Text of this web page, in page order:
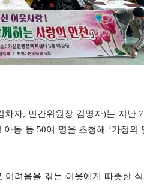
자, 민간위원장 김명자)는 지난
동 등 50여 명을 초청해 ‘가정의
어려움을 겪는 이웃에게 따뜻한